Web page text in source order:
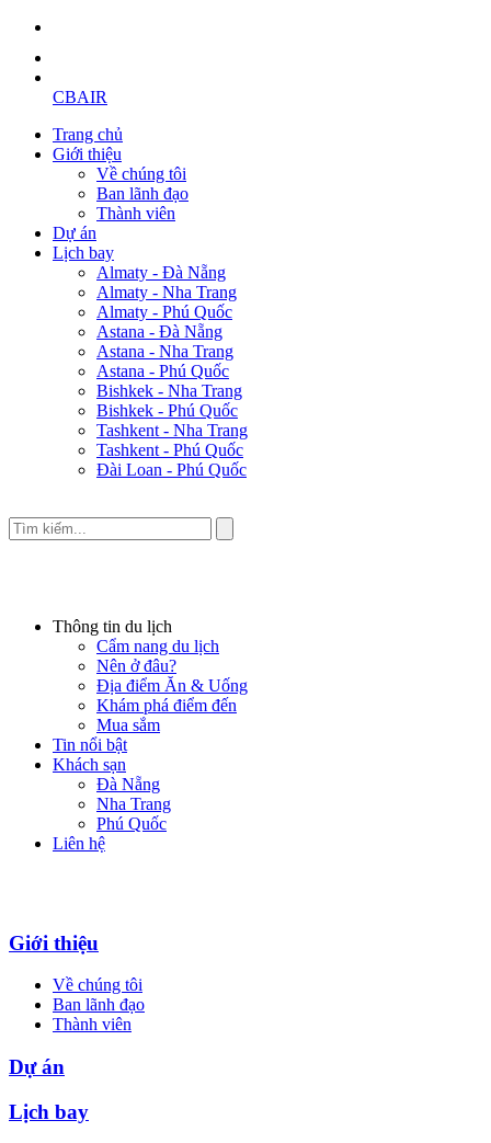
CBAIR
Trang chủ
Giới thiệu
Về chúng tôi
Ban lãnh đạo
Thành viên
Dự án
Lịch bay
Almaty - Đà Nẵng
Almaty - Nha Trang
Almaty - Phú Quốc
Astana - Đà Nẵng
Astana - Nha Trang
Astana - Phú Quốc
Bishkek - Nha Trang
Bishkek - Phú Quốc
Tashkent - Nha Trang
Tashkent - Phú Quốc
Đài Loan - Phú Quốc
Thông tin du lịch
Cẩm nang du lịch
Nên ở đâu?
Địa điểm Ăn & Uống
Khám phá điểm đến
Mua sắm
Tin nổi bật
Khách sạn
Đà Nẵng
Nha Trang
Phú Quốc
Liên hệ
Giới thiệu
Về chúng tôi
Ban lãnh đạo
Thành viên
Dự án
Lịch bay